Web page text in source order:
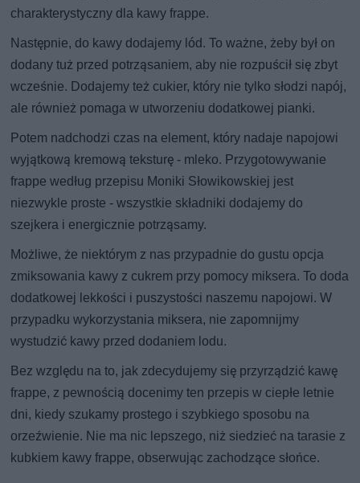
charakterystyczny dla kawy frappe.
Następnie, do kawy dodajemy lód. To ważne, żeby był on
dodany tuż przed potrząsaniem, aby nie rozpuścił się zbyt
wcześnie. Dodajemy też cukier, który nie tylko słodzi napój,
ale również pomaga w utworzeniu dodatkowej pianki.
Potem nadchodzi czas na element, który nadaje napojowi
wyjątkową kremową teksturę - mleko. Przygotowywanie
frappe według przepisu Moniki Słowikowskiej jest
niezwykle proste - wszystkie składniki dodajemy do
szejkera i energicznie potrząsamy.
Możliwe, że niektórym z nas przypadnie do gustu opcja
zmiksowania kawy z cukrem przy pomocy miksera. To doda
dodatkowej lekkości i puszystości naszemu napojowi. W
przypadku wykorzystania miksera, nie zapomnijmy
wystudzić kawy przed dodaniem lodu.
Bez względu na to, jak zdecydujemy się przyrządzić kawę
frappe, z pewnością docenimy ten przepis w ciepłe letnie
dni, kiedy szukamy prostego i szybkiego sposobu na
orzeźwienie. Nie ma nic lepszego, niż siedzieć na tarasie z
kubkiem kawy frappe, obserwując zachodzące słońce.